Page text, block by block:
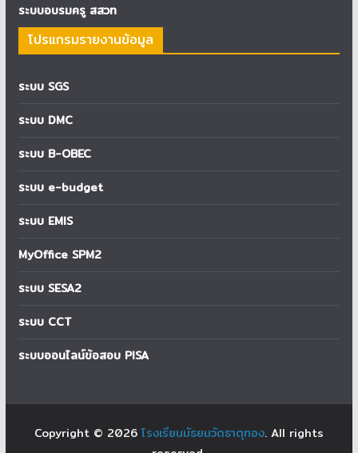
ระบบอบรมครู สสวท
โปรแกรมรายงานข้อมูล
ระบบ SGS
ระบบ DMC
ระบบ B-OBEC
ระบบ e-budget
ระบบ EMIS
MyOffice SPM2
ระบบ SESA2
ระบบ CCT
ระบบออนไลน์ข้อสอบ PISA
Copyright © 2026 โรงเรียนมัธยมวัดธาตุทอง. All rights